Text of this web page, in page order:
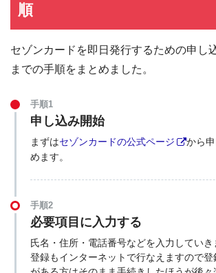
順
セゾンカードを即日発行するための申し
までの手順をまとめました。
手順1
申し込み開始
まずはセゾンカードの公式ページ
から
めます。
手順2
必要項目に入力する
氏名・住所・電話番号などを入力してい
登録もインターネットで行なえますので